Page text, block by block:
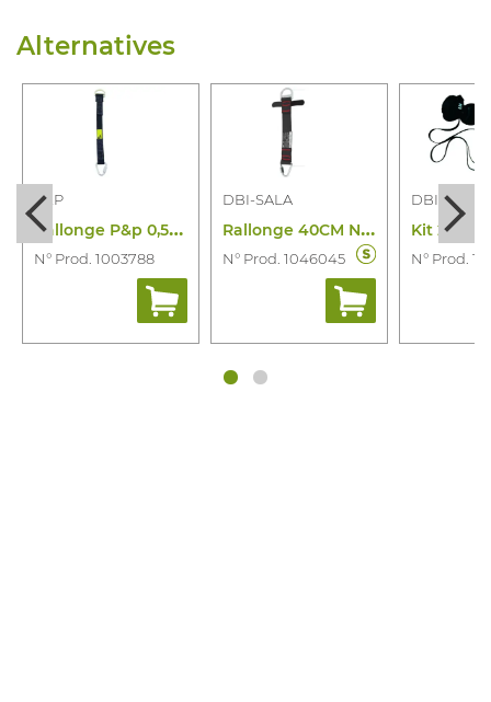
Alternatives
P&P
R
allonge P&p 0,5M pour Harnais
N° Prod. 1003788
DBI-SALA
R
allonge 40CM Noir 1150909
N° Prod. 1046045
DBI-SALA
N° Prod.